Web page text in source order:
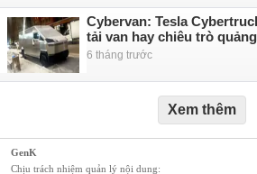
Cybervan: Tesla
tải van hay chiêu trò
6 tháng trước
Xem thêm
GenK
Chịu trách nhiệm quản lý nội dung: